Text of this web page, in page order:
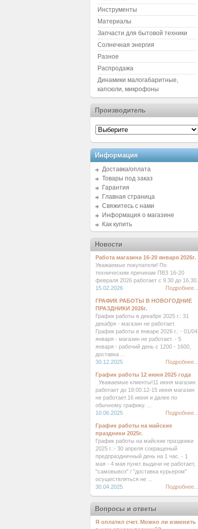
Инструменты
Материалы
Запчасти для бытовой техники
Солнечная энергия
Разное
Распродажа
Динамики малогабаритные,
капсюли, микрофоны
Производитель
Информация
Доставка/оплата
Товары под заказ
Гарантия
Главная страница
Свяжитесь с нами
Информация о магазине
Как купить
Новости
Работа магазина 16-20 января 2026г.
Уважаемые покупатели! По
техническим причинам ПВЗ 16-20
февраля 2026 работает с 9.30 до 16.30.
15.02.2026
Подробнее...
ГРАФИК РАБОТЫ В НОВОГОДНИЕ
ПРАЗДНИКИ 2026г.
График работы в декабре 2025 г.: 31
декабря - магазин не работает.
График работы в январе 2026 г.: - 01/04
января - магазин не работает. - 5
января - рабочий день с 1200 - 1600,
доставка ...
30.12.2025
Подробнее...
График работы 12 июня 2025 года
Уважаемые клиенты!11 июня магазин
работает до 18:00.12-15 июня магазин
не работает.16 июня и далее по
обычному графику. ...
10.06.2025
Подробнее...
График работы на майские
праздники 2025г.
График работы на майские праздники
2025 г.:- 30 апреля сокращеный
предпраздничный день на 1 час. - 1
мая - 4 мая пункт выдачи не работает,
"самовывоз" / "доставка курьером"
осуществляться не ...
30.04.2025
Подробнее...
Вопросы и ответы
Я оплатил счет. Можно ли изменить